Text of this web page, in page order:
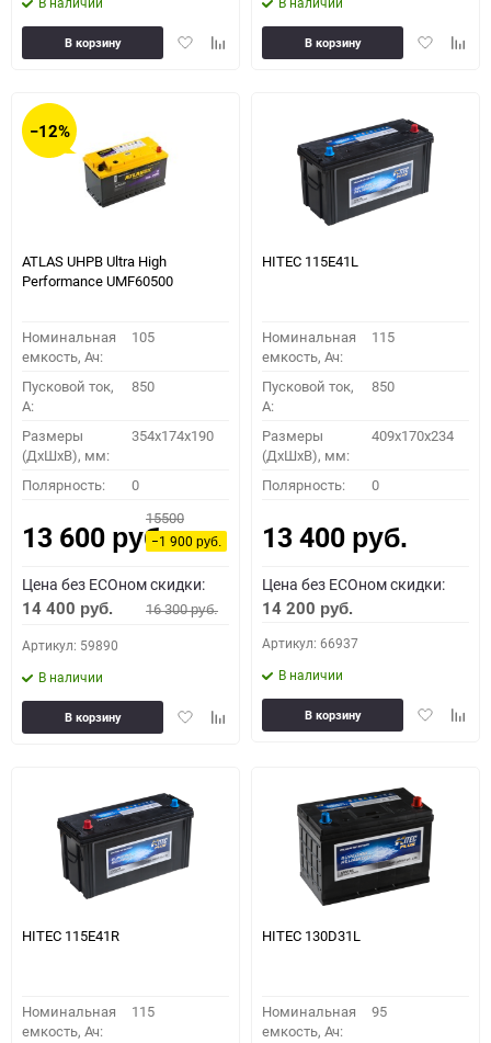
ДобавитьДобавить
В корзину
Добавить
В корзину
−12%
ATLAS UHPB Ultra High
Performance UMF60500
Номинальная
емкость, Ач:
105
Пусковой ток,
A:
850
Размеры
(ДхШхВ), мм:
354x174x190
Полярность: 0
13 600 руб.
15500
−1 900руб.
Цена без ECOном скидки:
14 400 руб. 16 300руб.
Артикул: 59890
В наличии
ДобавитьДобавить
В корзину
HITEC 115E41L
Номинальная
емкость, Ач:
115
Пусковой ток,
A:
850
Размеры
(ДхШхВ), мм:
409x170x234
Полярность: 0
13 400 руб.
Цена без ECOном скидки:
14 200 руб.
Артикул: 66937
В наличии
Добавить
В корзину
HITEC 115E41R
Номинальная
емкость, Ач:
115
HITEC 130D31L
Номинальная
емкость, Ач:
95